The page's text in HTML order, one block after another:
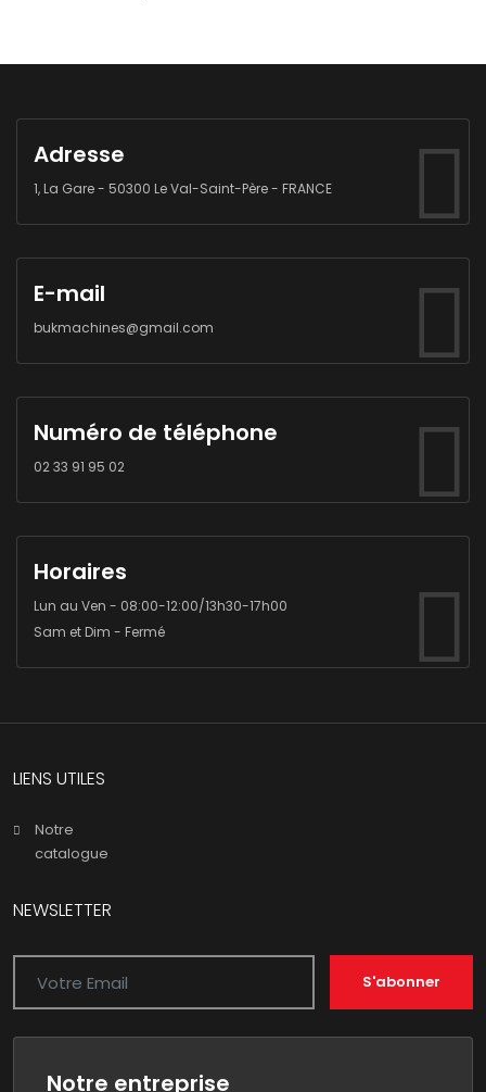
Adresse
1, La Gare - 50300 Le Val-Saint-Père - FRANCE
E-mail
bukmachines@gmail.com
Numéro de téléphone
02 33 91 95 02
Horaires
Lun au Ven - 08:00-12:00/13h30-17h00
Sam et Dim - Fermé
LIENS UTILES
Notre
catalogue
NEWSLETTER
S'abonner
Notre entreprise